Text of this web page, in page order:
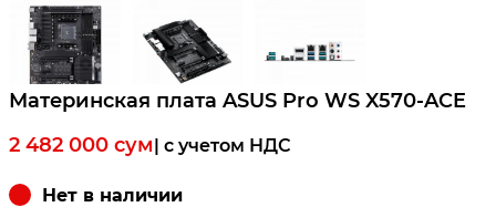
Материнская плата ASUS Pro WS X570-ACE
2 482 000 сум| c учетом НДС
Нет в наличии